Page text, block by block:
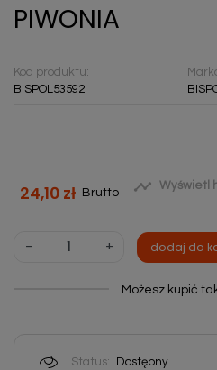
PIWONIA
Kod produktu:
BISPOL53592
24,10 zł Brutto  Wyświetl
- + dodaj do
Możesz kupić
Status:
Dostępny